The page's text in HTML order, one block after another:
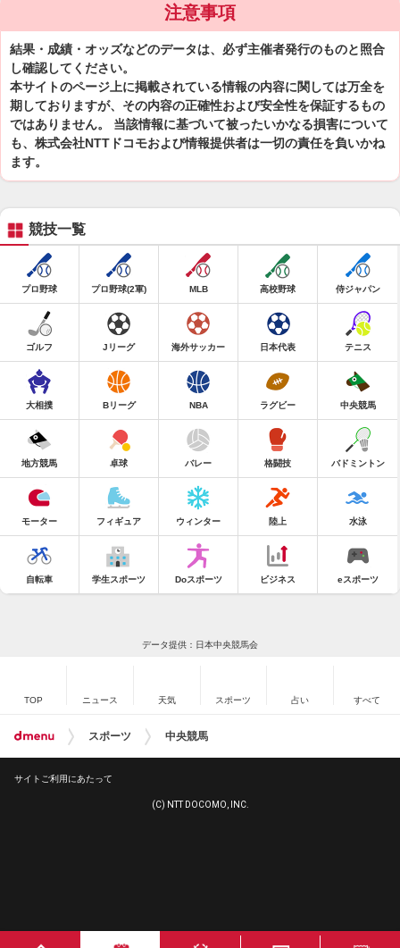
注意事項
結果・成績・オッズなどのデータは、必ず主催者発行のものと照合
し確認してください。
本サイトのページ上に掲載されている情報の内容に関しては万全を
期しておりますが、その内容の正確性および安全性を保証するもの
ではありません。 当該情報に基づいて被ったいかなる損害について
も、株式会社NTTドコモおよび情報提供者は一切の責任を負いかね
ます。
競技一覧
プロ野球 プロ野球(2軍) MLB 高校野球 侍ジャパン
ゴルフ Jリーグ 海外サッカー 日本代表 テニス
大相撲 Bリーグ NBA ラグビー 中央競馬
地方競馬 卓球 バレー 格闘技 バドミントン
モーター フィギュア ウィンター 陸上 水泳
自転車 学生スポーツ Doスポーツ ビジネス eスポーツ
データ提供：日本中央競馬会
TOP ニュース 天気 スポーツ 占い すべて
スポーツ 中央競馬
サイトご利用にあたって
(C) NTT DOCOMO, INC.